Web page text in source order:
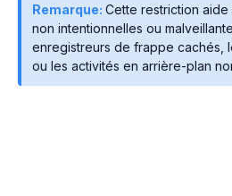
Remarque: Cette restriction
non intentionnelles ou
enregistreurs de frappe cachés,
ou les activités en arrière-plan